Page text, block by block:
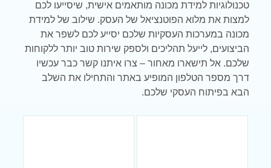
טכנולוגיות למידת מכונה מותאמים אישית, שיסייעו לכם
למצות את מלוא הפוטנציאל של העסק. שילוב של למידת
מכונה במערכות העסקיות שלכם יסייע לכם לשפר את
הביצועים, לייעל תהליכים ולספק שירות טוב יותר ללקוחות
שלכם. אל תישארו מאחור – צרו איתנו קשר כבר עכשיו
דרך מספר הטלפון המופיע באתר והתחילו את השלב
הבא בפיתוח העסקי שלכם.